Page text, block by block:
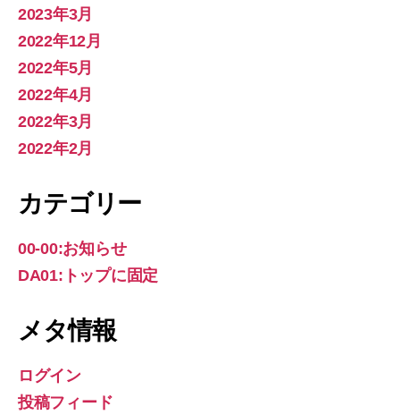
2023年3月
2022年12月
2022年5月
2022年4月
2022年3月
2022年2月
カテゴリー
00-00:お知らせ
DA01:トップに固定
メタ情報
ログイン
投稿フィード